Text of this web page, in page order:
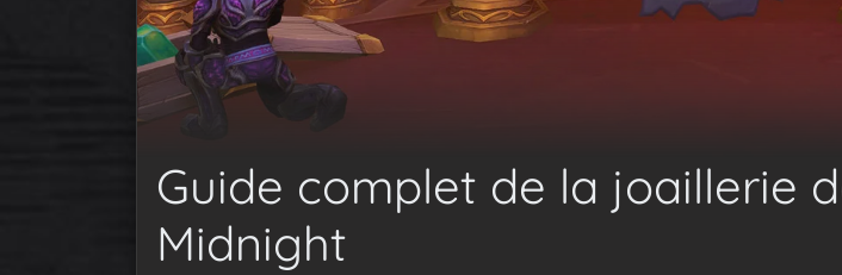
Guide complet de la joaillerie
Midnight